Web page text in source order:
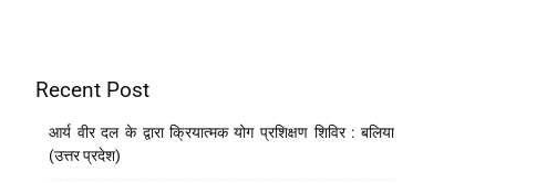
Recent Post
आर्य वीर दल के द्वारा क्रियात्मक योग प्रशिक्षण शिविर : बलिया
(उत्तर प्रदेश)